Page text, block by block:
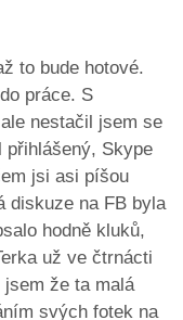
to bude hotové.
práce. S
nestačil jsem se
přihlášený, Skype
jsi asi píšou
diskuze na FB byla
hodně kluků,
už ve čtrnácti
že ta malá
svých fotek na